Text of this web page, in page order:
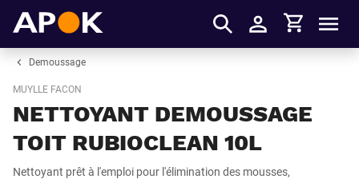
S'identifier
Panier
Demoussage
MUYLLE FACON
NETTOYANT DEMOUSSAGE
TOIT RUBIOCLEAN 10L
Nettoyant prêt à l'emploi pour l'élimination des mousses,